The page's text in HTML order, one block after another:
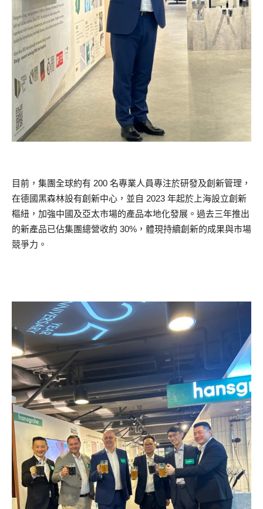
目前，集團全球約有 200 名專業人員專注於研發及創新管理，
在德國黑森林設有創新中心，並自 2023 年起於上海設立創新
樞紐，加強中國及亞太市場的產品本地化發展。過去三年推出
的新產品已佔集團總營收約 30%，體現持續創新的成果與市場
競爭力。